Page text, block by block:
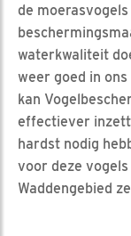
de
waterkwaliteit
weer goed in
kan
effectiever
hardst nodig
voor deze
Waddengebied